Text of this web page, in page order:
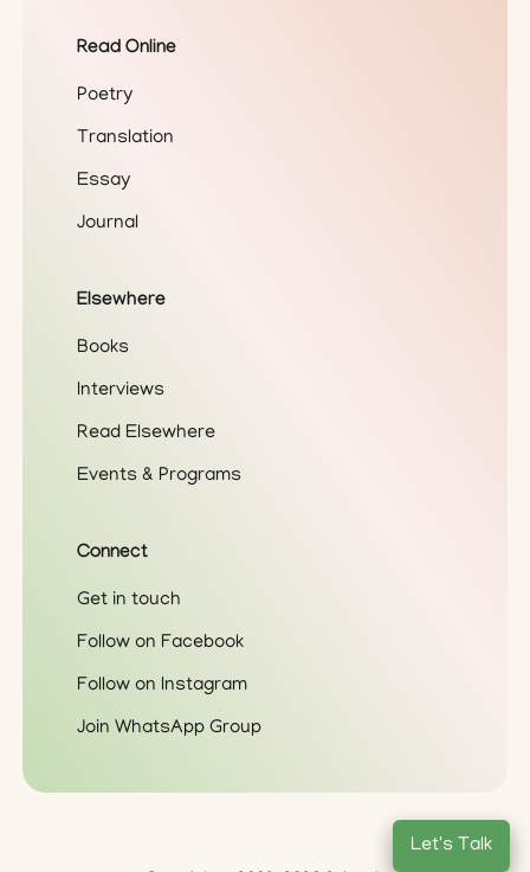
Read Online
Poetry
Translation
Essay
Journal
Elsewhere
Books
Interviews
Read Elsewhere
Events & Programs
Connect
Get in touch
Follow on Facebook
Follow on Instagram
Join WhatsApp Group
Let's Talk